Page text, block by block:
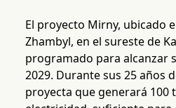
El proyecto Mirny, ubicado
Zhambyl, en el sureste de
programado para alcanzar
2029. Durante sus 25 años
proyecta que generará 100